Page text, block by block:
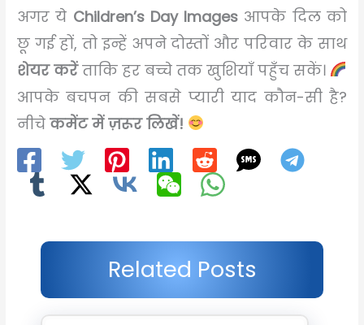
अगर ये Children’s Day Images आपके दिल को
छू गई हों, तो इन्हें अपने दोस्तों और परिवार के साथ
शेयर करेंताकि हर बच्चे तक खुशियाँ पहुँच सकें।
आपके बचपन की सबसे प्यारी याद कौन-सी है?
नीचेकमेंट में ज़रूर लिखें!
Related Posts